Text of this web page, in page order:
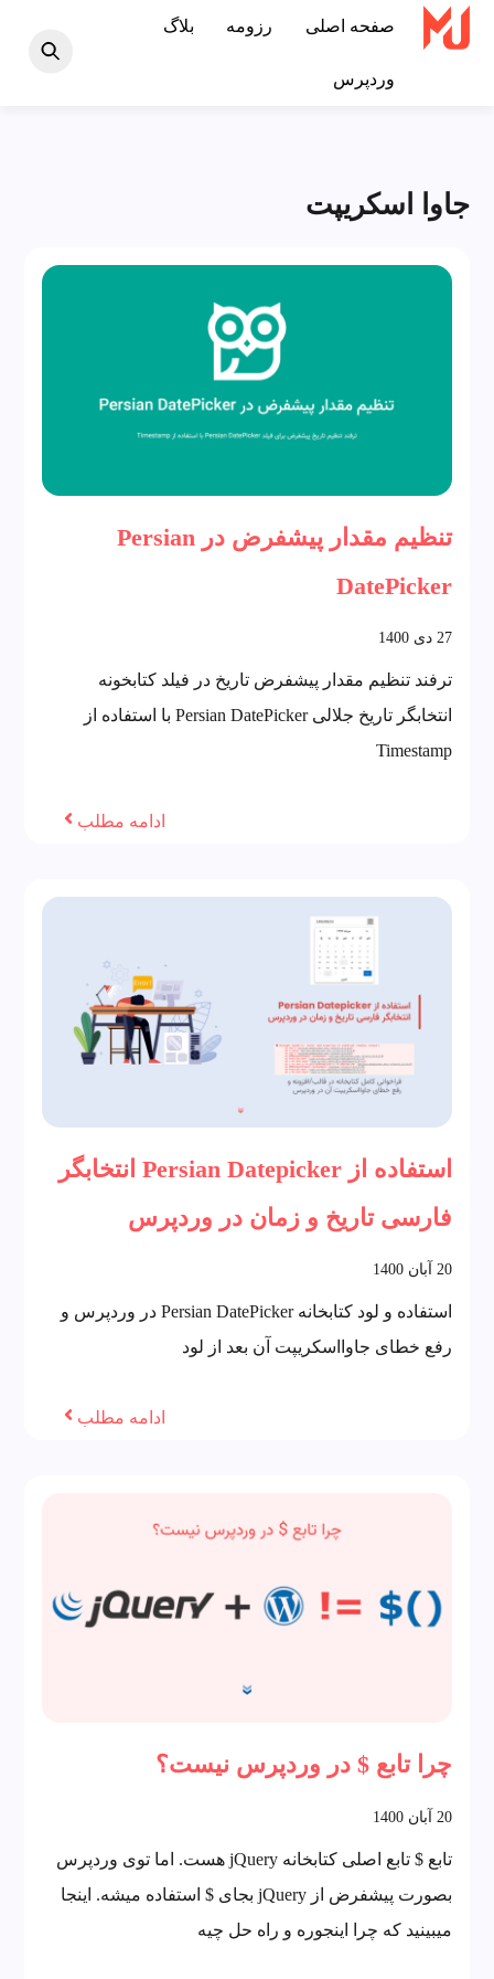
Skip
صفحه اصلی رزومه بلاگ
وردپرس
جاوا اسکریپت
تنظیم مقدار پیشفرض در Persian
DatePicker
27 دی 1400
ترفند تنظیم مقدار پیشفرض تاریخ در فیلد کتابخونه
انتخابگر تاریخ جلالی Persian DatePicker با استفاده از
Timestamp
ادامه مطلب
استفاده از Persian Datepicker انتخابگر
فارسی تاریخ و زمان در وردپرس
20 آبان 1400
استفاده و لود کتابخانه Persian DatePicker در وردپرس و
رفع خطای جاوااسکریپت آن بعد از لود
ادامه مطلب
چرا تابع $ در وردپرس نیست؟
20 آبان 1400
تابع $ تابع اصلی کتابخانه jQuery هست. اما توی وردپرس
بصورت پیشفرض از jQuery بجای $ استفاده میشه. اینجا
میبینید که چرا اینجوره و راه حل چیه